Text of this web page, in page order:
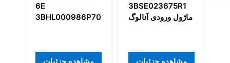
6E
3BHL000986P7001
مشاهده جزئیات
3BSE023675R1
ماژول ورودی آنالوگ
مشاهده جزئیات